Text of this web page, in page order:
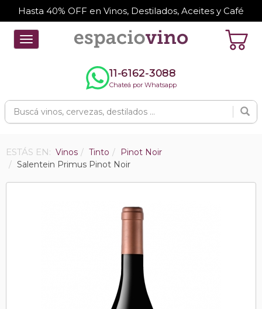
Hasta 40% OFF en Vinos, Destilados, Aceites y Café
Toggle
navigation
11-6162-3088
Chateá por Whatsapp
ESTÁS EN: Vinos Tinto
Pinot Noir
Salentein Primus Pinot Noir